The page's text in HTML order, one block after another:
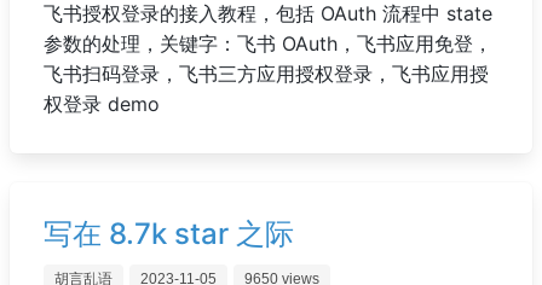
飞书授权登录的接入教程，包括 OAuth 流程中 state
参数的处理，关键字：飞书 OAuth，飞书应用免登，
飞书扫码登录，飞书三方应用授权登录，飞书应用授
权登录 demo
写在 8.7k star 之际
胡言乱语 2023-11-05 9650 views